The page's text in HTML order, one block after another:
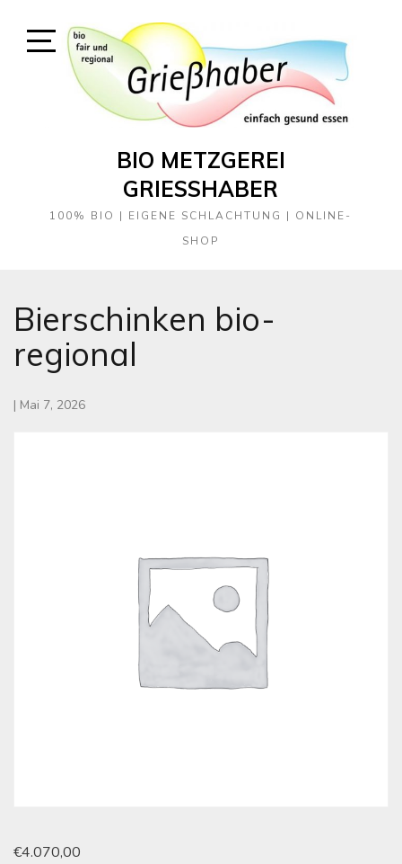
Open
Sidebar
BIO METZGEREI
GRIESSHABER
100% BIO | EIGENE SCHLACHTUNG | ONLINE-
SHOP
Bierschinken bio-
regional
| Mai 7, 2026
€4.070,00